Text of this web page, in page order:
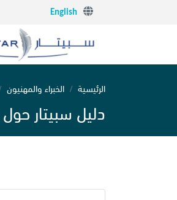
English
الرئيسية الخبراء والمهنيون
دليل سبيتار